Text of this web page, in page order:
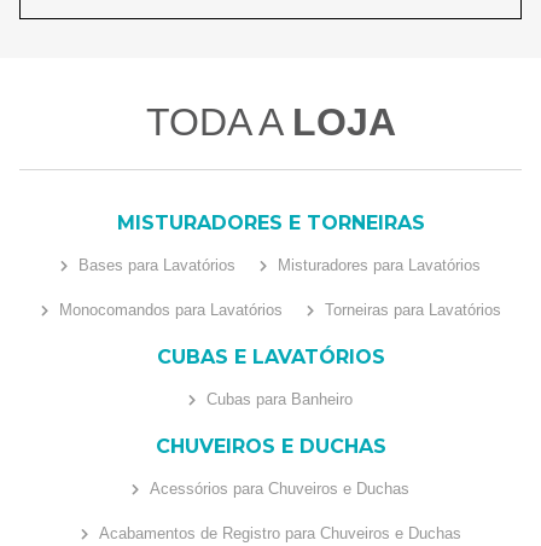
TODA A LOJA
MISTURADORES E TORNEIRAS
Bases para Lavatórios Misturadores para Lavatórios
Monocomandos para Lavatórios Torneiras para Lavatórios
CUBAS E LAVATÓRIOS
Cubas para Banheiro
CHUVEIROS E DUCHAS
Acessórios para Chuveiros e Duchas
Acabamentos de Registro para Chuveiros e Duchas